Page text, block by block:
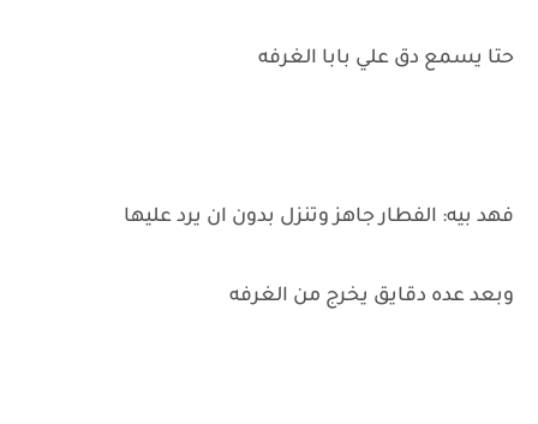
حتا يسمع دق علي بابا الغرفه
فهد بيه: الفطار جاهز وتنزل بدون ان يرد عليها
وبعد عده دقايق يخرج من الغرفه